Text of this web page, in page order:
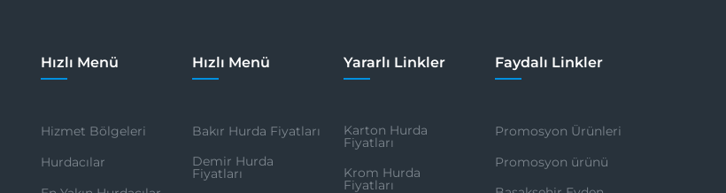
Hızlı Menü
Hizmet Bölgeleri
Hurdacılar
Hızlı Menü
Bakır Hurda Fiyatları
Demir Hurda
Fiyatları
Yararlı Linkler
Karton Hurda
Fiyatları
Krom Hurda
Fiyatları
Faydalı Linkler
Promosyon Ürünleri
Promosyon ürünü